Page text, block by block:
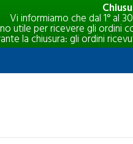
Vi informiamo che dal 1° al
utile per ricevere gli ordini
la chiusura: gli ordini